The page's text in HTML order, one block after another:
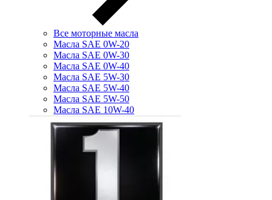
Все моторные масла
Масла SAE 0W-20
Масла SAE 0W-30
Масла SAE 0W-40
Масла SAE 5W-30
Масла SAE 5W-40
Масла SAE 5W-50
Масла SAE 10W-40